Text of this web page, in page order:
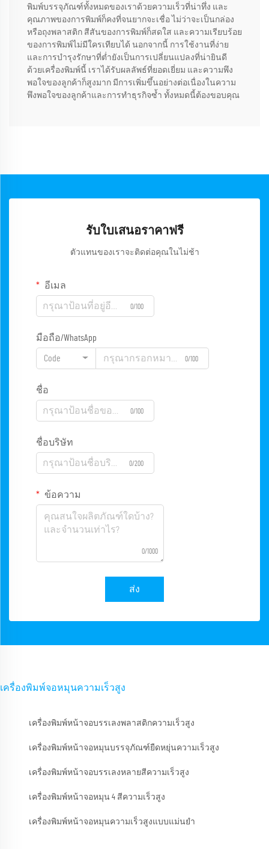
พิมพ์บรรจุภัณฑ์ทั้งหมดของเราด้วยความเร็วที่น่าทึ่ง และ
คุณภาพของการพิมพ์ก็คงที่จนยากจะเชื่อ ไม่ว่าจะเป็นกล่อง
หรือถุงพลาสติก สีสันของการพิมพ์ก็สดใส และความเรียบร้อย
ของการพิมพ์ไม่มีใครเทียบได้ นอกจากนี้ การใช้งานที่ง่าย
และการบำรุงรักษาที่ต่ำยังเป็นการเปลี่ยนแปลงที่น่ายินดี
ด้วยเครื่องพิมพ์นี้ เราได้รับผลลัพธ์ที่ยอดเยี่ยม และความพึง
พอใจของลูกค้าก็สูงมาก มีการเพิ่มขึ้นอย่างต่อเนื่องในความ
พึงพอใจของลูกค้าและการทำธุรกิจซ้ำ ทั้งหมดนี้ต้องขอบคุณ
รับใบเสนอราคาฟรี
ตัวแทนของเราจะติดต่อคุณในไม่ช้า
อีเมล
0/100
มือถือ/WhatsApp
Code 0/100
ชื่อ
0/100
ชื่อบริษัท
0/200
ข้อความ
0/1000
ส่ง
เครื่องพิมพ์จอหมุนความเร็วสูง
เครื่องพิมพ์หน้าจอบรรเลงพลาสติกความเร็วสูง
เครื่องพิมพ์หน้าจอหมุนบรรจุภัณฑ์ยืดหยุ่นความเร็วสูง
เครื่องพิมพ์หน้าจอบรรเลงหลายสีความเร็วสูง
เครื่องพิมพ์หน้าจอหมุน 4 สีความเร็วสูง
เครื่องพิมพ์หน้าจอหมุนความเร็วสูงแบบแม่นยำ